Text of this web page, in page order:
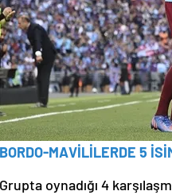
BORDO-MAVİLİLERDE 5
Grupta oynadığı 4